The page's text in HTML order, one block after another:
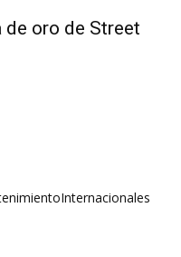
de oro de Street
Internacionales